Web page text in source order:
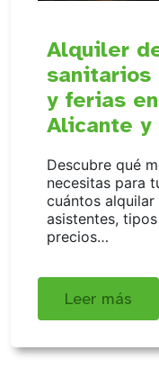
Alquiler
sanitarios
y ferias
Alicante y
Descubre qué
necesitas para
cuántos alquilar
asistentes,
precios…
Leer más